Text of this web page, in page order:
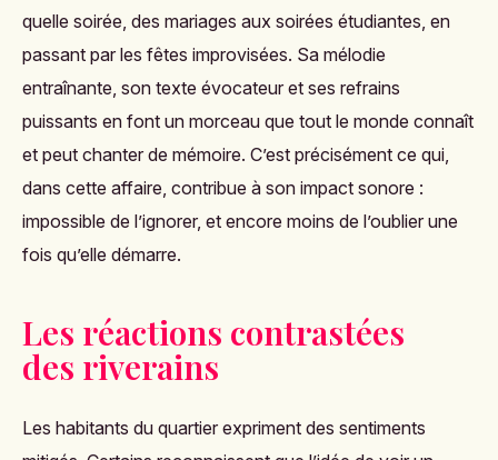
quelle soirée, des mariages aux soirées étudiantes, en
passant par les fêtes improvisées. Sa mélodie
entraînante, son texte évocateur et ses refrains
puissants en font un morceau que tout le monde connaît
et peut chanter de mémoire. C’est précisément ce qui,
dans cette affaire, contribue à son impact sonore :
impossible de l’ignorer, et encore moins de l’oublier une
fois qu’elle démarre.
Les réactions contrastées
des riverains
Les habitants du quartier expriment des sentiments